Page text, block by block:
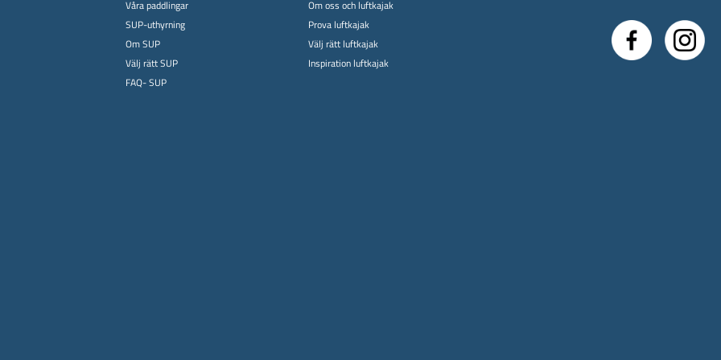
Våra paddlingar
SUP-uthyrning
Om SUP
Välj rätt SUP
FAQ- SUP
Om oss och luftkajak
Prova luftkajak
Välj rätt luftkajak
Inspiration luftkajak